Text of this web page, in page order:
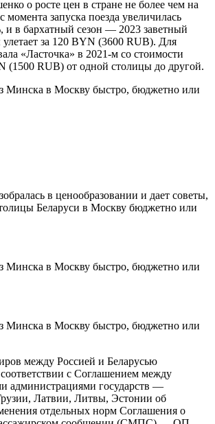
о росте цен в стране не более чем на
момента запуска поезда увеличилась
и в бархатный сезон — 2023 заветный
за 120 BYN (3600 RUB). Для
«Ласточка» в 2021-м со стоимости
(1500 RUB) от одной столицы до другой.
в ценообразовании и дает советы,
Беларуси в Москву бюджетно или
между Россией и Беларусью
с Соглашением между
администрациями государств —
Латвии, Литвы, Эстонии об
отдельных норм Соглашения о